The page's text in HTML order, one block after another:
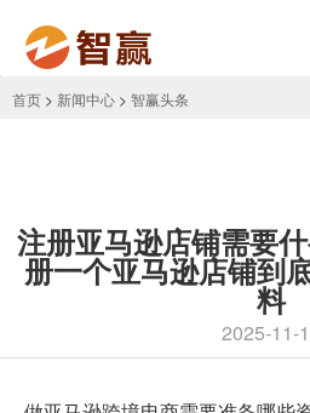
首页 > 新闻中心 > 智赢头条
注册亚马逊店铺需要
册一个亚马逊店铺到
料
2025-11-